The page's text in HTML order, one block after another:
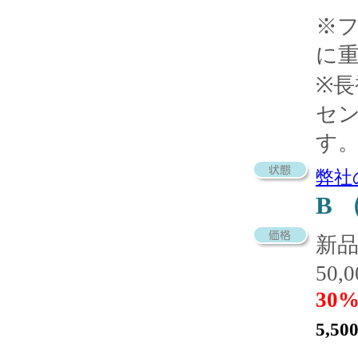
※フ
に
※長
セ
す
弊社
B
新
5,500